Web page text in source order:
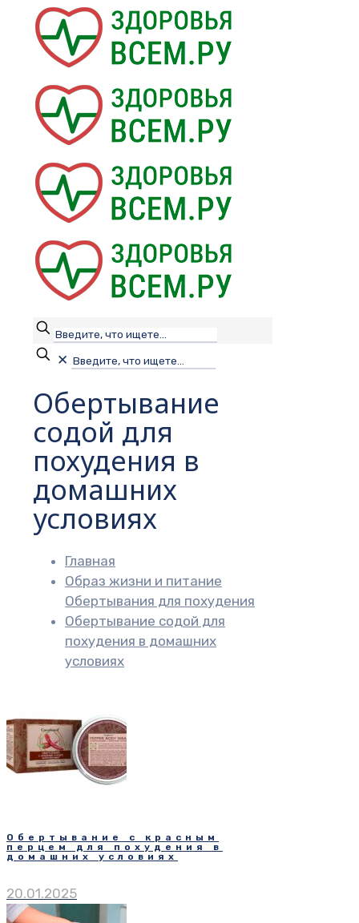
✕
Обертывание
содой для
похудения в
домашних
условиях
Главная
Образ жизни и питание
Обертывания для похудения
Обертывание содой для
похудения в домашних
условиях
Обертывание с красным
перцем для похудения в
домашних условиях
20.01.2025